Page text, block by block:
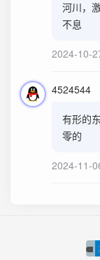
河川，
不息
2024-10-
4524544
有形的
零的
2024-11-